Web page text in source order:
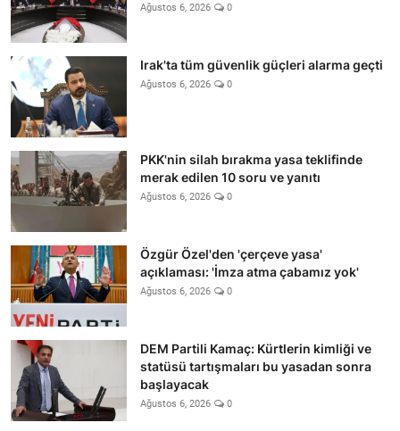
Ağustos 6, 2026 0
Irak'ta tüm güvenlik güçleri alarma geçti
Ağustos 6, 2026 0
PKK'nin silah bırakma yasa teklifinde
merak edilen 10 soru ve yanıtı
Ağustos 6, 2026 0
Özgür Özel'den 'çerçeve yasa'
açıklaması: 'İmza atma çabamız yok'
Ağustos 6, 2026 0
DEM Partili Kamaç: Kürtlerin kimliği ve
statüsü tartışmaları bu yasadan sonra
başlayacak
Ağustos 6, 2026 0